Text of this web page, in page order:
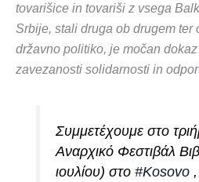
tovarišice in tovariši z vsega
Srbije, stali druga ob drugem
državno politiko, je močan
zavezanosti solidarnosti in
Συμμετέχουμε στο
Αναρχικό Φεστιβάλ
ιουλίου) στο#Kosovo